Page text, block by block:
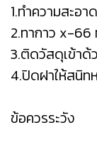
1.ทำความสะอ
2.ทากาว x-66
3.ติดวัสดุเข้าด้
4.ปิดฝาให้สนิท
ข้อควรระวัง